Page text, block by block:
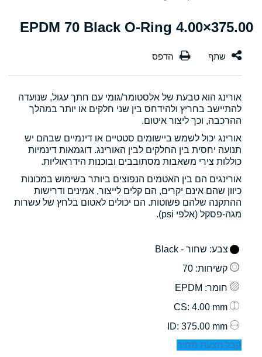
375.00×4.00 EPDM 70 Black O-Ring
אורינג הוא טבעת של אלסטומר/גומי עם חתך עגול, שנועדה
להתיישב בחריץ ולהידחס בין שני חלקים או יותר במהלך
ההרכבה, וכך ליצור איטום.
אורינג יכול לשמש ביישומים סטטיים או דינמיים שבהם יש
תנועה יחסית בין החלקים לבין האורינג. דוגמאות דינמיות
כוללות צירי משאבות מסתובבים ובוכנות הידראוליות.
אורינגים הם בין האטמים הנפוצים ביותר בשימוש במכונות
כיוון שהם אינם יקרים, הם קלים לייצור, אמינים ודרישות
ההתקנה שלהם פשוטות. הם יכולים לאטום בלחץ של עשרות
מגה-פסקל (אלפי psi).
צבע: שחור - Black
קשיחות: 70
חומר: EPDM
: 4.00 mm
: 375.00 mm
קבל הצעת מחיר